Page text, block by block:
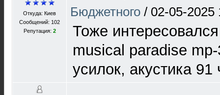
Откуда: Киев
Сообщений: 102
Репутация: 2
Бюджетного / 02-05-2025
Тоже
musical paradise
усилок, акустика 91